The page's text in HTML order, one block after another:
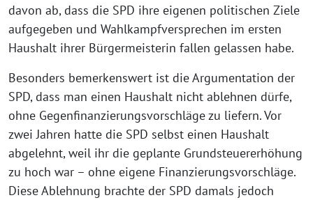
davon ab, dass die SPD ihre eigenen politischen Ziele
aufgegeben und Wahlkampfversprechen im ersten
Haushalt ihrer Bürgermeisterin fallen gelassen habe.
Besonders bemerkenswert ist die Argumentation der
SPD, dass man einen Haushalt nicht ablehnen dürfe,
ohne Gegenfinanzierungsvorschläge zu liefern. Vor
zwei Jahren hatte die SPD selbst einen Haushalt
abgelehnt, weil ihr die geplante Grundsteuererhöhung
zu hoch war – ohne eigene Finanzierungsvorschläge.
Diese Ablehnung brachte der SPD damals jedoch